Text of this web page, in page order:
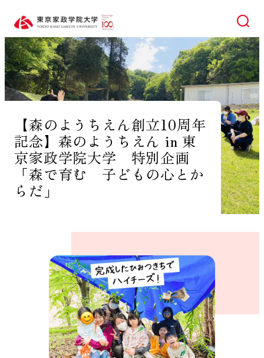
検索
【森のようちえん創立10周年
記念】森のようちえん in 東
京家政学院大学 特別企画
「森で育む 子どもの心とか
らだ」